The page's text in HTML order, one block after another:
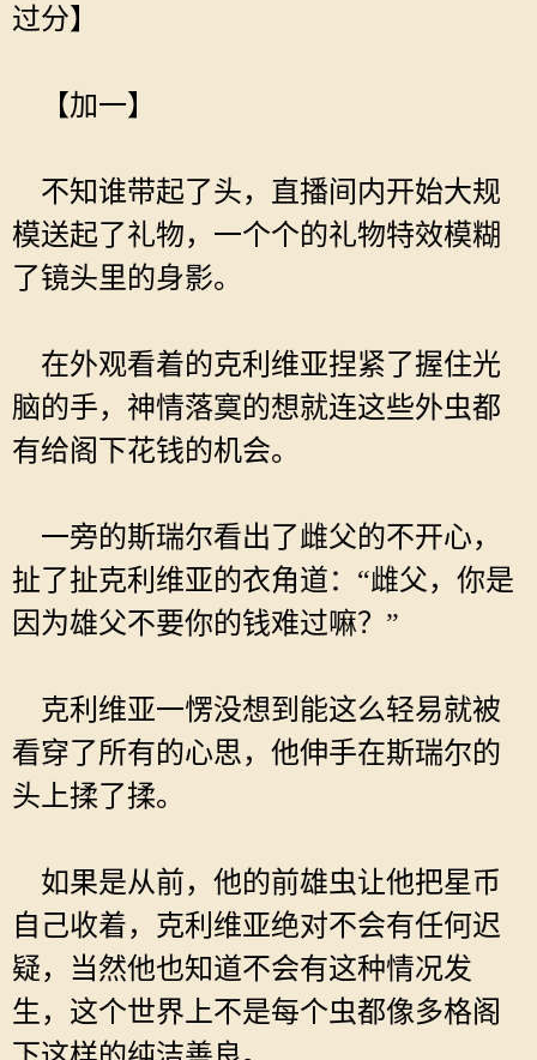
过分】
【加一】
不知谁带起了头，直播间内开始大规
模送起了礼物，一个个的礼物特效模糊
了镜头里的身影。
在外观看着的克利维亚捏紧了握住光
脑的手，神情落寞的想就连这些外虫都
有给阁下花钱的机会。
一旁的斯瑞尔看出了雌父的不开心，
扯了扯克利维亚的衣角道：“雌父，你是
因为雄父不要你的钱难过嘛？”
克利维亚一愣没想到能这么轻易就被
看穿了所有的心思，他伸手在斯瑞尔的
头上揉了揉。
如果是从前，他的前雄虫让他把星币
自己收着，克利维亚绝对不会有任何迟
疑，当然他也知道不会有这种情况发
生，这个世界上不是每个虫都像多格阁